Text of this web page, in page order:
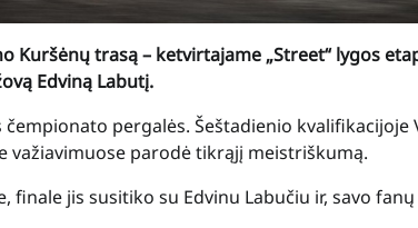
Kuršėnų trasą – ketvirtajame „Street“ lygos
Edviną Labutį.
pergalės. Šeštadienio kvalifikacijoje
važiavimuose parodė tikrąjį meistriškumą.
finale jis susitiko su Edvinu Labučiu ir, savo